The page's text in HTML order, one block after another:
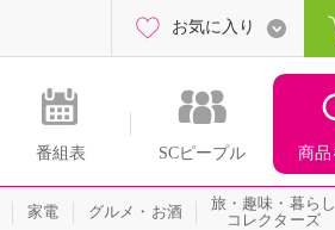
番組表 SCピープル 商品
お気に入り
家電 グルメ・お酒
旅・趣味・暮らし
コレクターズ